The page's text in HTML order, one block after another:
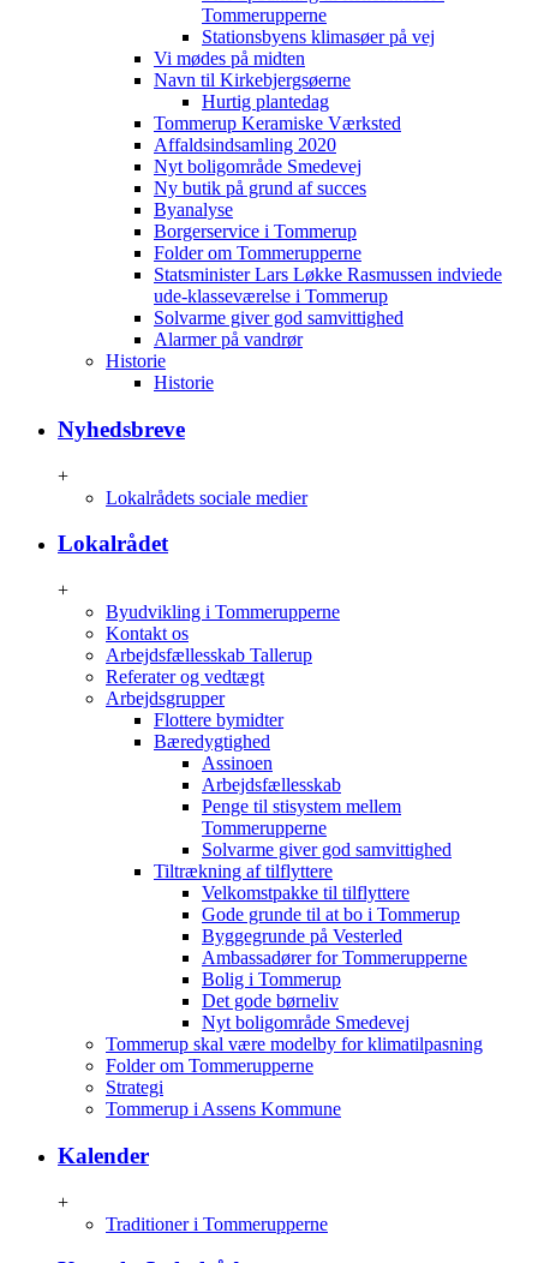
Tommerupperne
Stationsbyens klimasøer på vej
Vi mødes på midten
Navn til Kirkebjergsøerne
Hurtig plantedag
Tommerup Keramiske Værksted
Affaldsindsamling 2020
Nyt boligområde Smedevej
Ny butik på grund af succes
Byanalyse
Borgerservice i Tommerup
Folder om Tommerupperne
Statsminister Lars Løkke Rasmussen indviede
ude-klasseværelse i Tommerup
Solvarme giver god samvittighed
Alarmer på vandrør
Historie
Historie
Nyhedsbreve
+
Lokalrådets sociale medier
Lokalrådet
+
Byudvikling i Tommerupperne
Kontakt os
Arbejdsfællesskab Tallerup
Referater og vedtægt
Arbejdsgrupper
Flottere bymidter
Bæredygtighed
Assinoen
Arbejdsfællesskab
Penge til stisystem mellem
Tommerupperne
Solvarme giver god samvittighed
Tiltrækning af tilflyttere
Velkomstpakke til tilflyttere
Gode grunde til at bo i Tommerup
Byggegrunde på Vesterled
Ambassadører for Tommerupperne
Bolig i Tommerup
Det gode børneliv
Nyt boligområde Smedevej
Tommerup skal være modelby for klimatilpasning
Folder om Tommerupperne
Strategi
Tommerup i Assens Kommune
Kalender
+
Traditioner i Tommerupperne